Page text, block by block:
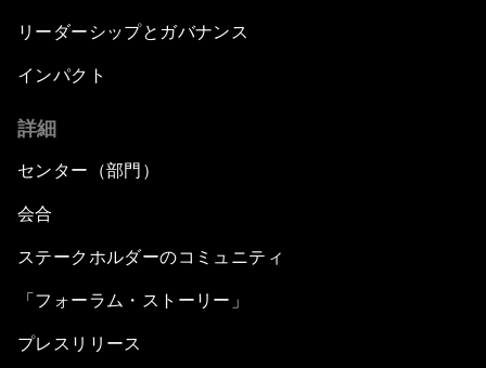
リーダーシップとガバナンス
インパクト
詳細
センター（部門）
会合
ステークホルダーのコミュニティ
「フォーラム・ストーリー」
プレスリリース